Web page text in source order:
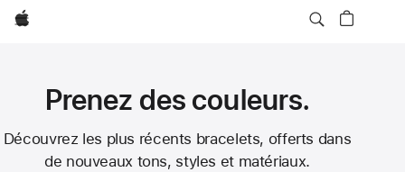
Apple
Bracelets
Prenez des couleurs.
Découvrez les plus récents bracelets, offerts dans
de nouveaux tons, styles et matériaux.